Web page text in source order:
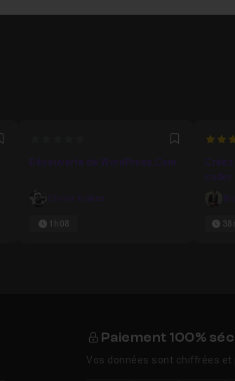
Favori Favori
Découverte de WordPress.Com
Olivier Krakus
1h08
coder
Paiement 100%
Vos données sont chiffrées